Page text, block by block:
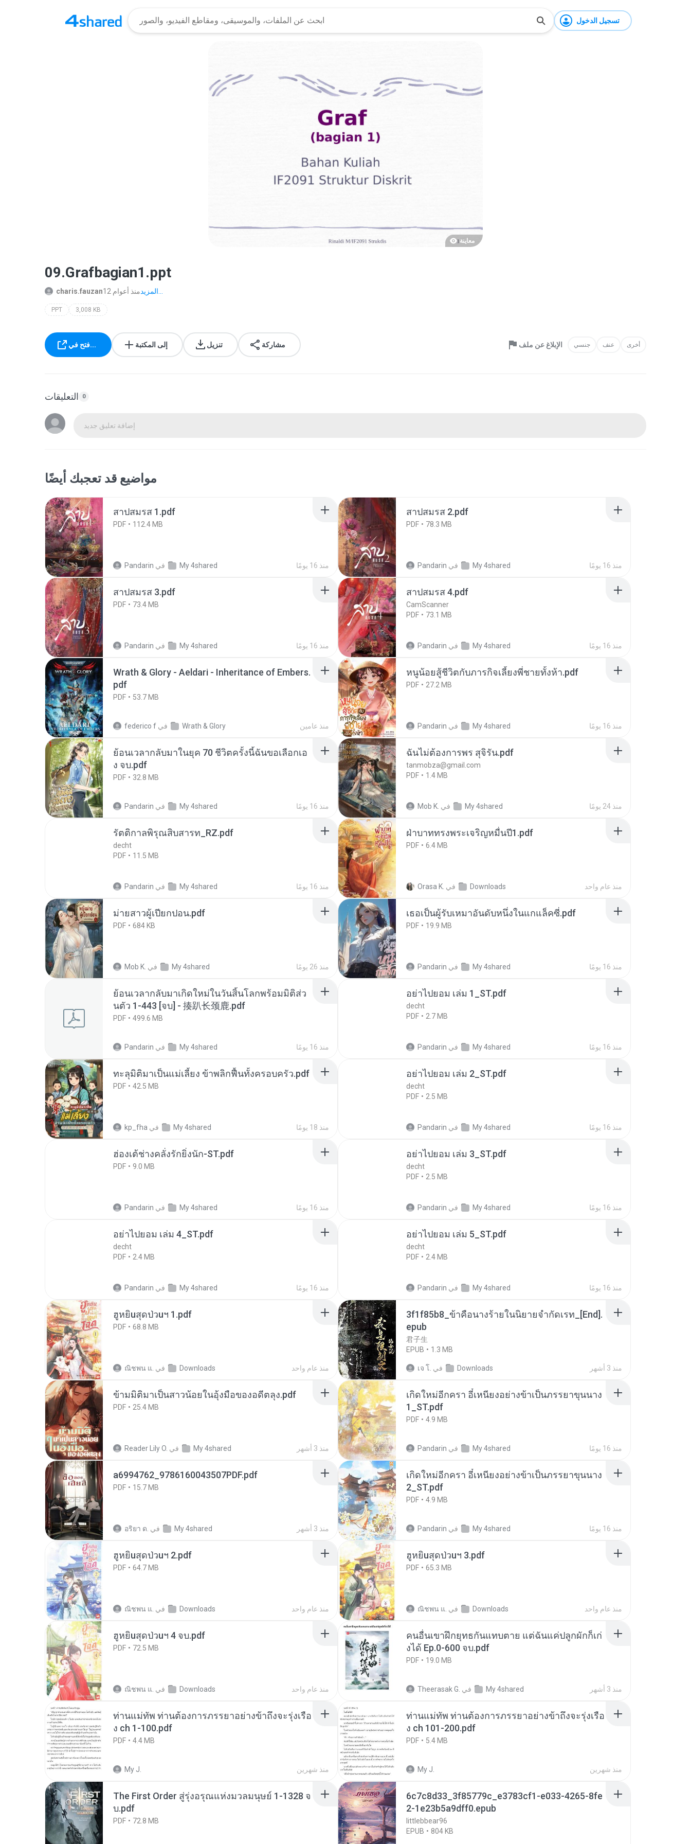
تسجيل الدخول
معاينة
09.Grafbagian1.ppt
charis.fauzan 12 منذ أعوام
PPT 3,008 KB
فتح في... إلى المكتبة تنزيل مشاركة الإبلاغ عن ملف جنسي عنف أخرى
التعليقات 0
إضافة تعليق جديد
مواضيع قد تعجبك أيضًا
สาปสมรส 1.pdf
PDF 112.4 MB
Pandarin في My 4shared منذ 16 يومًا
สาปสมรส 2.pdf
PDF 78.3 MB
Pandarin في My 4shared منذ 16 يومًا
สาปสมรส 3.pdf
PDF 73.4 MB
Pandarin في My 4shared منذ 16 يومًا
สาปสมรส 4.pdf
CamScanner
PDF
73.1 MB
Pandarin في My 4shared منذ 16 يومًا
Wrath & Glory - Aeldari - Inheritance of Embers.
pdf
PDF 53.7 MB
federico f في Wrath & Glory منذ عامين
หนูน้อยสู้ชีวิตกับภารกิจเลี้ยงพี่ชายทั้งห้า.pdf
PDF 27.2 MB
Pandarin في My 4shared منذ 16 يومًا
ย้อนเวลากลับมาในยุค 70 ชีวิตครั้งนี้ฉันขอเลือกเอ
ง จบ.pdf
PDF 32.8 MB
Pandarin في My 4shared منذ 16 يومًا
ฉันไม่ต้องการพร สุจิรัน.pdf
tanmobza@gmail.com
PDF
1.4 MB
Mob K. في My 4shared منذ 24 يومًا
รัตติกาลพิรุณสิบสารท_RZ.pdf
decht
PDF
11.5 MB
Pandarin في My 4shared منذ 16 يومًا
ฝ่าบาททรงพระเจริญหมื่นปี1.pdf
PDF 6.4 MB
Orasa K. في Downloads منذ عام واحد
ม่ายสาวผู้เปียกปอน.pdf
PDF 684 KB
Mob K. في My 4shared منذ 26 يومًا
เธอเป็นผู้รับเหมาอันดับหนึ่งในแกแล็คซี่.pdf
PDF 19.9 MB
Pandarin في My 4shared منذ 16 يومًا
ย้อนเวลากลับมาเกิดใหม่ในวันสิ้นโลกพร้อมมิติส่ว
นตัว 1-443 [จบ] - 揍趴长颈鹿.pdf
PDF 499.6 MB
Pandarin في My 4shared منذ 16 يومًا
อย่าไปยอม เล่ม 1_ST.pdf
decht
PDF
2.7 MB
Pandarin في My 4shared منذ 16 يومًا
ทะลุมิติมาเป็นแม่เลี้ยง ข้าพลิกฟื้นทั้งครอบครัว.pdf
PDF 42.5 MB
kp_fha في My 4shared منذ 18 يومًا
อย่าไปยอม เล่ม 2_ST.pdf
decht
PDF
2.5 MB
Pandarin في My 4shared منذ 16 يومًا
ฮ่องเต้ช่างคลั่งรักยิ่งนัก-ST.pdf
PDF 9.0 MB
Pandarin في My 4shared منذ 16 يومًا
อย่าไปยอม เล่ม 3_ST.pdf
decht
PDF
2.5 MB
Pandarin في My 4shared منذ 16 يومًا
อย่าไปยอม เล่ม 4_ST.pdf
decht
PDF
2.4 MB
Pandarin في My 4shared منذ 16 يومًا
อย่าไปยอม เล่ม 5_ST.pdf
decht
PDF
2.4 MB
Pandarin في My 4shared منذ 16 يومًا
ฮูหยิuสุดป่วuฯ 1.pdf
PDF 68.8 MB
ณิชพน แ. في Downloads منذ عام واحد
3f1f85b8_ข้าคือนางร้ายในนิยายจำกัดเรท_[End].
epub
君子生
EPUB
1.3 MB
เจ โ. في Downloads منذ 3 أشهر
ข้ามมิติมาเป็นสาวน้อยในอุ้งมือของอดีตลุง.pdf
PDF 25.4 MB
Reader Lily O. في My 4shared منذ 3 أشهر
เกิดใหม่อีกครา อี๋เหนียงอย่างข้าเป็นภรรยาขุนนาง
1_ST.pdf
PDF 4.9 MB
Pandarin في My 4shared منذ 16 يومًا
a6994762_9786160043507PDF.pdf
PDF 15.7 MB
อริยา ด. في My 4shared منذ 3 أشهر
เกิดใหม่อีกครา อี๋เหนียงอย่างข้าเป็นภรรยาขุนนาง
2_ST.pdf
PDF 4.9 MB
Pandarin في My 4shared منذ 16 يومًا
ฮูหยิuสุดป่วuฯ 2.pdf
PDF 64.7 MB
ณิชพน แ. في Downloads منذ عام واحد
ฮูหยิuสุดป่วuฯ 3.pdf
PDF 65.3 MB
ณิชพน แ. في Downloads منذ عام واحد
ฮูหยิuสุดป่วuฯ 4 จบ.pdf
PDF 72.5 MB
ณิชพน แ. في Downloads منذ عام واحد
คนอื่นเขาฝึกยุทธกันแทบตาย แต่ฉันแค่ปลูกผักก็เก่
งได้ Ep.0-600 จบ.pdf
PDF 19.0 MB
Theerasak G. في My 4shared منذ 3 أشهر
ท่านแม่ทัพ ท่านต้องการภรรยาอย่างข้าถึงจะรุ่งเรือ
ง ch 1-100.pdf
PDF 4.4 MB
My J. منذ شهرين
ท่านแม่ทัพ ท่านต้องการภรรยาอย่างข้าถึงจะรุ่งเรือ
ง ch 101-200.pdf
PDF 5.4 MB
My J. منذ شهرين
The First Order สู่รุ่งอรุณแห่งมวลมนุษย์ 1-1328 จ
บ.pdf
PDF 72.8 MB
6c7c8d33_3f85779c_e3783cf1-e033-4265-8fe
2-1e23b5a9dff0.epub
littlebbear96
EPUB
804 KB